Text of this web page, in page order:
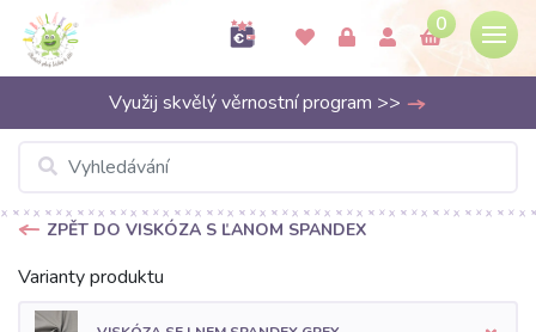
0
Využij skvělý věrnostní program >>
ZPĚT DO VISKÓZA S ĽANOM SPANDEX
Varianty produktu